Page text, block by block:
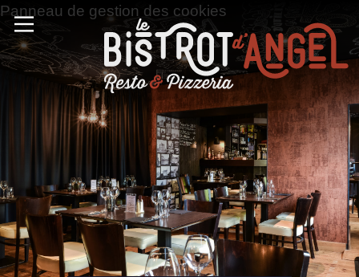
Panneau de gestion des cookies